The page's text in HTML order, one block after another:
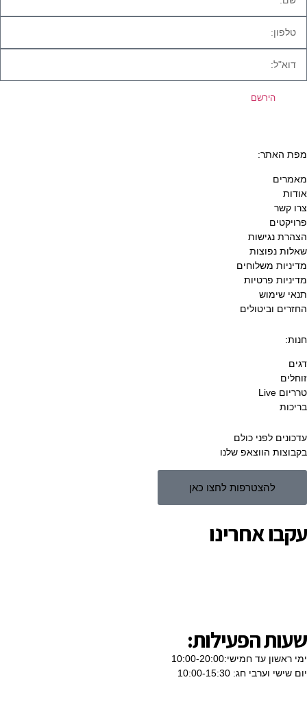
הירשם
מפת האתר:
מאמרים
אודות
צרו קשר
פרויקטים
הצהרת נגישות
שאלות נפוצות
מדיניות משלוחים
מדיניות פרטיות
תנאי שימוש
החזרים וביטולים
חנות:
דגים
זוחלים
טרריום Live
בריכות
עדכונים לפני כולם
בקבוצות הווצאפ שלנו
להצטרפות לחצו כאן
עקבו אחרינו
שעות הפעילות:
ימי ראשון עד חמישי:10:00-20:00
יום שישי וערבי חג: 10:00-15:30